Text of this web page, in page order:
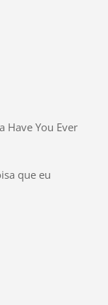
Have You Ever
que eu